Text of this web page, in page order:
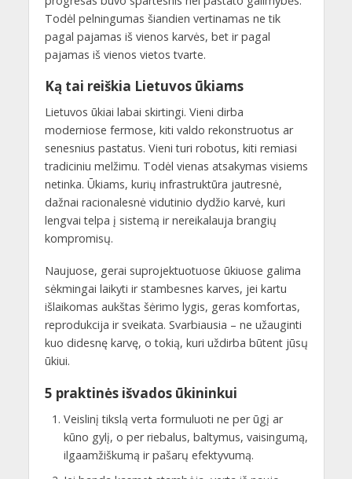
Todėl pelningumas šiandien vertinamas ne tik
pagal pajamas iš vienos karvės, bet ir pagal
pajamas iš vienos vietos tvarte.
Ką tai reiškia Lietuvos ūkiams
Lietuvos ūkiai labai skirtingi. Vieni dirba
moderniose fermose, kiti valdo rekonstruotus ar
senesnius pastatus. Vieni turi robotus, kiti remiasi
tradiciniu melžimu. Todėl vienas atsakymas visiems
netinka. Ūkiams, kurių infrastruktūra jautresnė,
dažnai racionalesnė vidutinio dydžio karvė, kuri
lengvai telpa į sistemą ir nereikalauja brangių
kompromisų.
Naujuose, gerai suprojektuotuose ūkiuose galima
sėkmingai laikyti ir stambesnes karves, jei kartu
išlaikomas aukštas šėrimo lygis, geras komfortas,
reprodukcija ir sveikata. Svarbiausia – ne užauginti
kuo didesnę karvę, o tokią, kuri uždirba būtent jūsų
ūkiui.
5 praktinės išvados ūkininkui
Veislinį tikslą verta formuluoti ne per ūgį ar
kūno gylį, o per riebalus, baltymus, vaisingumą,
ilgaamžiškumą ir pašarų efektyvumą.